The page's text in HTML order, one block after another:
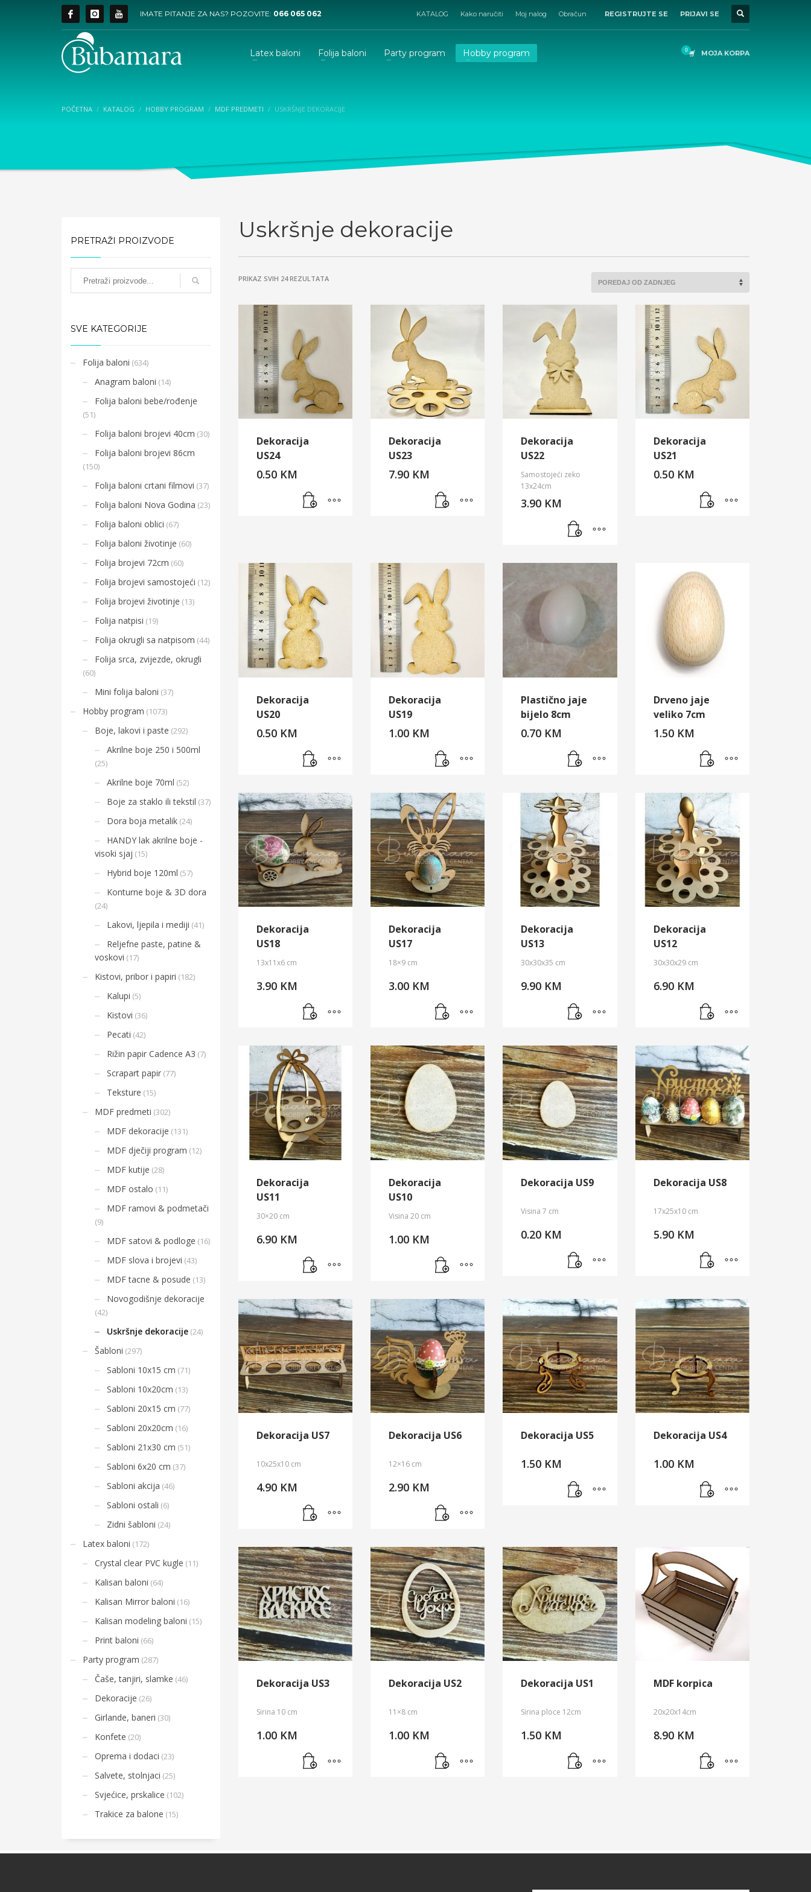
IMATE PITANJE ZA NAS? POZOVITE: 066 065 062 KATALOG Kako naručiti Moj nalog Obračun REGISTRUJTE SE PRIJAVI SE
Latex baloni Folija baloni Party program Hobby program MOJA KORPA
POČETNA KATALOG HOBBY PROGRAM MDF PREDMETI USKRŠNJE DEKORACIJE
Uskršnje dekoracije
PRIKAZ SVIH 24 REZULTATASORTED
LATEST
Dekoracija
US24
0.50 KM
Dekoracija
US23
7.90 KM
Dekoracija
US22
Samostojeći zeko
13x24cm
3.90 KM
Dekoracija
US21
0.50 KM
Dekoracija
US20
0.50 KM
Dekoracija
US19
1.00 KM
Plastično jaje
bijelo 8cm
0.70 KM
Drveno jaje
veliko 7cm
1.50 KM
Dekoracija
US18
13x11x6 cm
3.90 KM
Dekoracija
US17
18×9 cm
3.00 KM
Dekoracija
US13
30x30x35 cm
9.90 KM
Dekoracija
US12
30x30x29 cm
6.90 KM
Dekoracija
US11
30×20 cm
6.90 KM
Dekoracija
US10
Visina 20 cm
1.00 KM
Dekoracija US9
Visina 7 cm
0.20 KM
Dekoracija US8
17x25x10 cm
5.90 KM
Dekoracija US7
10x25x10 cm
4.90 KM
Dekoracija US6
12×16 cm
2.90 KM
Dekoracija US5
1.50 KM
Dekoracija US4
1.00 KM
Dekoracija US3
Sirina 10 cm
1.00 KM
Dekoracija US2
11×8 cm
1.00 KM
Dekoracija US1
Sirina ploce 12cm
1.50 KM
MDF korpica
20x20x14cm
8.90 KM
PRETRAŽI PROIZVODE
SVE KATEGORIJE
Folija baloni (634)
Anagram baloni (14)
Folija baloni bebe/rođenje
(51)
Folija baloni brojevi 40cm (30)
Folija baloni brojevi 86cm
(150)
Folija baloni crtani filmovi (37)
Folija baloni Nova Godina (23)
Folija baloni oblici (67)
Folija baloni životinje (60)
Folija brojevi 72cm (60)
Folija brojevi samostojeći (12)
Folija brojevi životinje (13)
Folija natpisi (19)
Folija okrugli sa natpisom (44)
Folija srca, zvijezde, okrugli
(60)
Mini folija baloni (37)
Hobby program (1073)
Boje, lakovi i paste (292)
Akrilne boje 250 i 500ml
(25)
Akrilne boje 70ml (52)
Boje za staklo ili tekstil (37)
Dora boja metalik (24)
HANDY lak akrilne boje -
visoki sjaj (15)
Hybrid boje 120ml (57)
Konturne boje & 3D dora
(24)
Lakovi, ljepila i mediji (41)
Reljefne paste, patine &
voskovi (17)
Kistovi, pribor i papiri (182)
Kalupi (5)
Kistovi (36)
Pecati (42)
Rižin papir Cadence A3 (7)
Scrapart papir (77)
Teksture (15)
MDF predmeti (302)
MDF dekoracije (131)
MDF dječiji program (12)
MDF kutije (28)
MDF ostalo (11)
MDF ramovi & podmetači
(9)
MDF satovi & podloge (16)
MDF slova i brojevi (43)
MDF tacne & posude (13)
Novogodišnje dekoracije
(42)
Uskršnje dekoracije (24)
Šabloni (297)
Sabloni 10x15 cm (71)
Sabloni 10x20cm (13)
Sabloni 20x15 cm (77)
Sabloni 20x20cm (16)
Sabloni 21x30 cm (51)
Sabloni 6x20 cm (37)
Sabloni akcija (46)
Sabloni ostali (6)
Zidni šabloni (24)
Latex baloni (172)
Crystal clear PVC kugle (11)
Kalisan baloni (64)
Kalisan Mirror baloni (16)
Kalisan modeling baloni (15)
Print baloni (66)
Party program (287)
Čaše, tanjiri, slamke (46)
Dekoracije (26)
Girlande, baneri (30)
Konfete (20)
Oprema i dodaci (23)
Salvete, stolnjaci (25)
Svjećice, prskalice (102)
Trakice za balone (15)